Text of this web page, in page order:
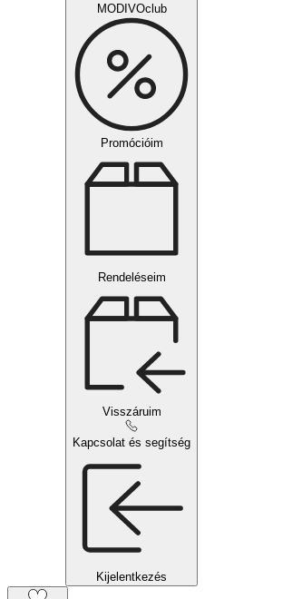
MODIVOclub
Promócióim
Rendeléseim
Visszáruim
Kapcsolat és segítség
Kijelentkezés